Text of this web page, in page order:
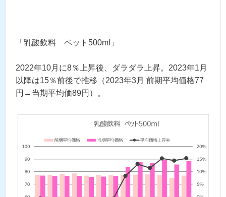
「乳酸飲料 ペット500ml」
2022年10月に8％上昇後、ダラダラ上昇。2023年1月
以降は15％前後で推移（2023年3月 前期平均価格77
円→当期平均価89円）。